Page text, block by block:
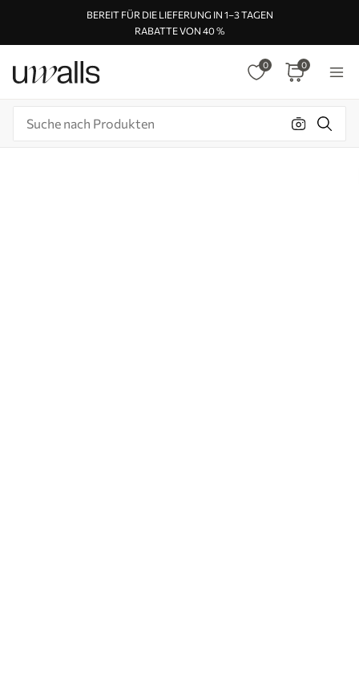
BEREIT FÜR DIE LIEFERUNG IN 1–3 TAGEN
RABATTE VON 40 %
0 0